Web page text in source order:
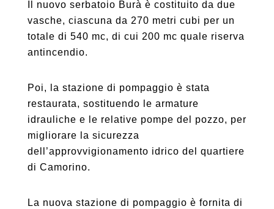
Il nuovo serbatoio Burà è costituito da due
vasche, ciascuna da 270 metri cubi per un
totale di 540 mc, di cui 200 mc quale riserva
antincendio.
Poi, la stazione di pompaggio è stata
restaurata, sostituendo le armature
idrauliche e le relative pompe del pozzo, per
migliorare la sicurezza
dell’approvvigionamento idrico del quartiere
di Camorino.
La nuova stazione di pompaggio è fornita di